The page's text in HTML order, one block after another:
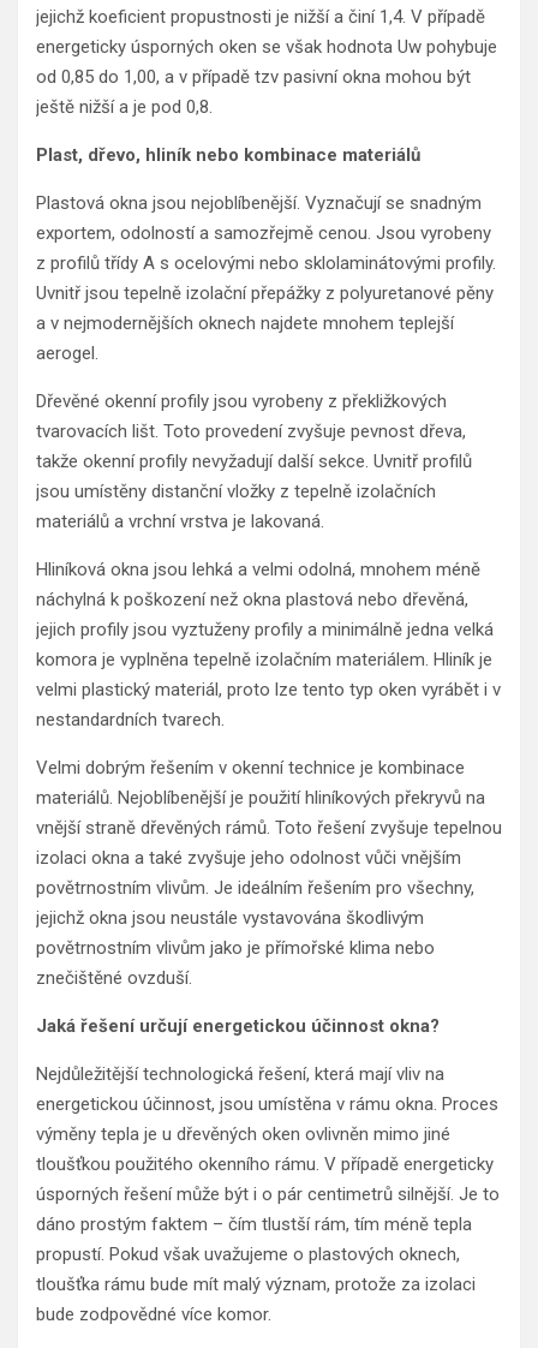
jejichž koeficient propustnosti je nižší a činí 1,4. V případě
energeticky úsporných oken se však hodnota Uw pohybuje
od 0,85 do 1,00, a v případě tzv pasivní okna mohou být
ještě nižší a je pod 0,8.
Plast, dřevo, hliník nebo kombinace materiálů
Plastová okna jsou nejoblíbenější. Vyznačují se snadným
exportem, odolností a samozřejmě cenou. Jsou vyrobeny
z profilů třídy A s ocelovými nebo sklolaminátovými profily.
Uvnitř jsou tepelně izolační přepážky z polyuretanové pěny
a v nejmodernějších oknech najdete mnohem teplejší
aerogel.
Dřevěné okenní profily jsou vyrobeny z překližkových
tvarovacích lišt. Toto provedení zvyšuje pevnost dřeva,
takže okenní profily nevyžadují další sekce. Uvnitř profilů
jsou umístěny distanční vložky z tepelně izolačních
materiálů a vrchní vrstva je lakovaná.
Hliníková okna jsou lehká a velmi odolná, mnohem méně
náchylná k poškození než okna plastová nebo dřevěná,
jejich profily jsou vyztuženy profily a minimálně jedna velká
komora je vyplněna tepelně izolačním materiálem. Hliník je
velmi plastický materiál, proto lze tento typ oken vyrábět i v
nestandardních tvarech.
Velmi dobrým řešením v okenní technice je kombinace
materiálů. Nejoblíbenější je použití hliníkových překryvů na
vnější straně dřevěných rámů. Toto řešení zvyšuje tepelnou
izolaci okna a také zvyšuje jeho odolnost vůči vnějším
povětrnostním vlivům. Je ideálním řešením pro všechny,
jejichž okna jsou neustále vystavována škodlivým
povětrnostním vlivům jako je přímořské klima nebo
znečištěné ovzduší.
Jaká řešení určují energetickou účinnost okna?
Nejdůležitější technologická řešení, která mají vliv na
energetickou účinnost, jsou umístěna v rámu okna. Proces
výměny tepla je u dřevěných oken ovlivněn mimo jiné
tloušťkou použitého okenního rámu. V případě energeticky
úsporných řešení může být i o pár centimetrů silnější. Je to
dáno prostým faktem – čím tlustší rám, tím méně tepla
propustí. Pokud však uvažujeme o plastových oknech,
tloušťka rámu bude mít malý význam, protože za izolaci
bude zodpovědné více komor.